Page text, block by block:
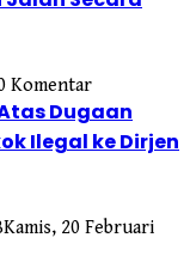
Komentar
Dugaan
Ilegal ke Dirjen
Kamis, 20 Februari